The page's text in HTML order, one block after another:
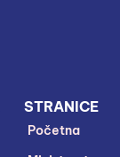
STRANICE
Početna